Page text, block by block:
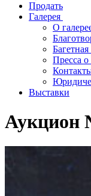
Продать
Галерея
О
Пресса о
Выставки
Аукцион